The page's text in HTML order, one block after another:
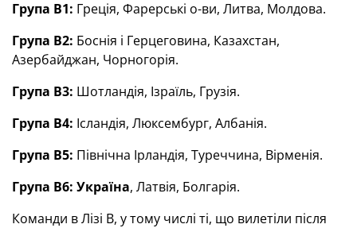
Група В1: Греція, Фарерські о-ви, Литва, Молдова.
Група В2: Боснія і Герцеговина, Казахстан,
Азербайджан, Чорногорія.
Група В3: Шотландія, Ізраїль, Грузія.
Група В4: Ісландія, Люксембург, Албанія.
Група В5: Північна Ірландія, Туреччина, Вірменія.
Група В6: Україна, Латвія, Болгарія.
Команди в Лізі В, у тому числі ті, що вилетіли після